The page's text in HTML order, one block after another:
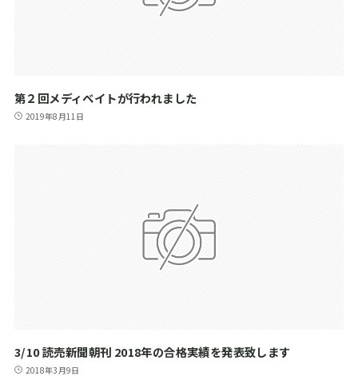
第２回メディベイトが行われました
2019年8月11日
3/10 読売新聞朝刊 2018年の合格実績を発表致します
2018年3月9日